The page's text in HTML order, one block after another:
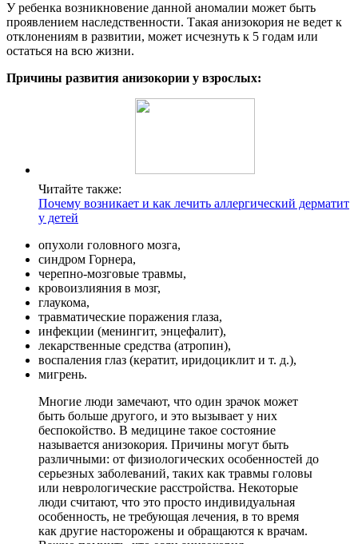
У ребенка возникновение данной аномалии может быть
проявлением наследственности. Такая анизокория не ведет к
отклонениям в развитии, может исчезнуть к 5 годам или
остаться на всю жизни.
Причины развития анизокории у взрослых:
Читайте также:
Почему возникает и как лечить аллергический дерматит
у детей
опухоли головного мозга,
синдром Горнера,
черепно-мозговые травмы,
кровоизлияния в мозг,
глаукома,
травматические поражения глаза,
инфекции (менингит, энцефалит),
лекарственные средства (атропин),
воспаления глаз (кератит, иридоциклит и т. д.),
мигрень.
Многие люди замечают, что один зрачок может
быть больше другого, и это вызывает у них
беспокойство. В медицине такое состояние
называется анизокория. Причины могут быть
различными: от физиологических особенностей до
серьезных заболеваний, таких как травмы головы
или неврологические расстройства. Некоторые
люди считают, что это просто индивидуальная
особенность, не требующая лечения, в то время
как другие насторожены и обращаются к врачам.